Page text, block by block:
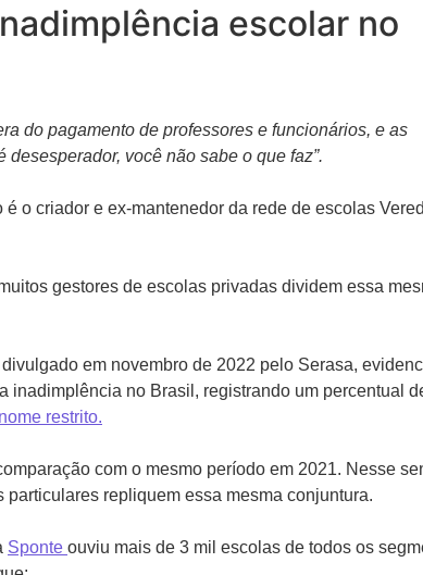
escolar no
do pagamento de professores e funcionários, e as
você não sabe o que faz”.
o criador e ex-mantenedor da rede de escolas
gestores de escolas privadas dividem essa
em novembro de 2022 pelo Serasa,
inadimplência no Brasil, registrando um percentual
restrito.
com o mesmo período em 2021. Nesse
particulares repliquem essa mesma conjuntura.
Sponte ouviu mais de 3 mil escolas de todos os